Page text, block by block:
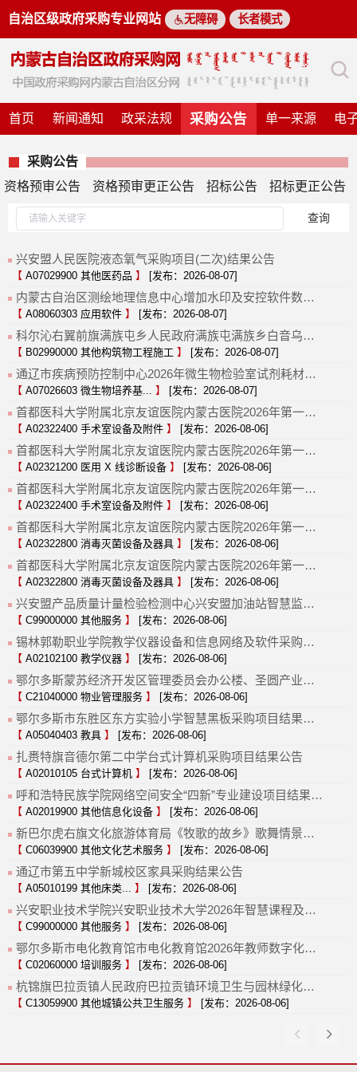
自治区级政府采购专业网站 无障碍 长者模式
首页 新闻通知 政采法规 采购公告 单一来源 电
采购公告
资格预审公告
资格预审更正公告 招标公告 招标更正公告
查询
兴安盟人民医院液态氧气采购项目(二次)结果公告
【 A07029900 其他医药品 】 [发布：2026-08-07]
内蒙古自治区测绘地理信息中心增加水印及安控软件数据格式(三次)结果公告
【 A08060303 应用软件 】 [发布：2026-08-07]
科尔沁右翼前旗满族屯乡人民政府满族屯满族乡白音乌拉嘎查屯内河道治理工程项目结果公告
【 B02990000 其他构筑物工程施工 】 [发布：2026-08-07]
通辽市疾病预防控制中心2026年微生物检验室试剂耗材采购项目终止公告
【 A07026603 微生物培养基... 】 [发布：2026-08-07]
首都医科大学附属北京友谊医院内蒙古医院2026年第一批医用设备采购项目-手术设备1终止公告
【 A02322400 手术室设备及附件 】 [发布：2026-08-06]
首都医科大学附属北京友谊医院内蒙古医院2026年第一批医用设备采购项目-CT设备终止公告
【 A02321200 医用 X 线诊断设备 】 [发布：2026-08-06]
首都医科大学附属北京友谊医院内蒙古医院2026年第一批医用设备采购项目-手术设备2终止公告
【 A02322400 手术室设备及附件 】 [发布：2026-08-06]
首都医科大学附属北京友谊医院内蒙古医院2026年第一批医用设备采购项目-消供设备1终止公告
【 A02322800 消毒灭菌设备及器具 】 [发布：2026-08-06]
首都医科大学附属北京友谊医院内蒙古医院2026年第一批医用设备采购项目-消供设备2终止公告
【 A02322800 消毒灭菌设备及器具 】 [发布：2026-08-06]
兴安盟产品质量计量检验检测中心兴安盟加油站智慧监管综合服务平台服务结果公告
【 C99000000 其他服务 】 [发布：2026-08-06]
锡林郭勒职业学院教学仪器设备和信息网络及软件采购项目(二次)结果公告
【 A02102100 教学仪器 】 [发布：2026-08-06]
鄂尔多斯蒙苏经济开发区管理委员会办公楼、圣圆产业园区汇能项目区办公楼等附属建筑及周围停车场和专家公寓物业采购项目结果公告
【 C21040000 物业管理服务 】 [发布：2026-08-06]
鄂尔多斯市东胜区东方实验小学智慧黑板采购项目结果公告
【 A05040403 教具 】 [发布：2026-08-06]
扎赉特旗音德尔第二中学台式计算机采购项目结果公告
【 A02010105 台式计算机 】 [发布：2026-08-06]
呼和浩特民族学院网络空间安全“四新”专业建设项目结果公告
【 A02019900 其他信息化设备 】 [发布：2026-08-06]
新巴尔虎右旗文化旅游体育局《牧歌的故乡》歌舞情景剧结果公告
【 C06039900 其他文化艺术服务 】 [发布：2026-08-06]
通辽市第五中学新城校区家具采购结果公告
【 A05010199 其他床类... 】 [发布：2026-08-06]
兴安职业技术学院兴安职业技术大学2026年智慧课程及资源库建设项目结果公告
【 C99000000 其他服务 】 [发布：2026-08-06]
鄂尔多斯市电化教育馆市电化教育馆2026年教师数字化与科学素养培训(二次)结果公告
【 C02060000 培训服务 】 [发布：2026-08-06]
杭锦旗巴拉贡镇人民政府巴拉贡镇环境卫生与园林绿化养护项目结果公告
【 C13059900 其他城镇公共卫生服务 】 [发布：2026-08-06]